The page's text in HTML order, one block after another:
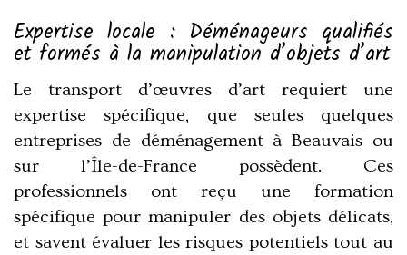
Expertise locale : Déménageurs qualifiés
et formés à la manipulation d’objets d’art
Le transport d’œuvres d’art requiert une
expertise spécifique, que seules quelques
entreprises de déménagement à Beauvais ou
sur l’Île-de-France possèdent. Ces
professionnels ont reçu une formation
spécifique pour manipuler des objets délicats,
et savent évaluer les risques potentiels tout au